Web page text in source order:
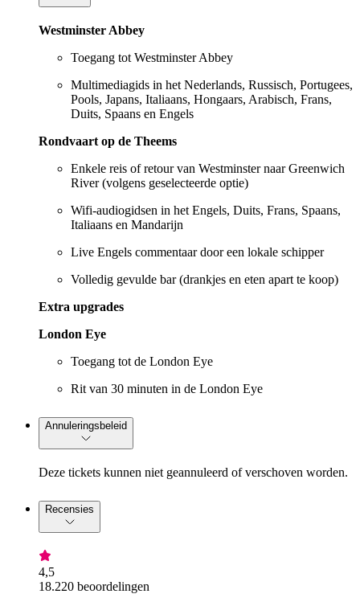
Westminster Abbey
Toegang tot Westminster Abbey
Multimediagids in het Nederlands, Russisch, Portugees,
Pools, Japans, Italiaans, Hongaars, Arabisch, Frans,
Duits, Spaans en Engels
Rondvaart op de Theems
Enkele reis of retour van Westminster naar Greenwich
River (volgens geselecteerde optie)
Wifi-audiogidsen in het Engels, Duits, Frans, Spaans,
Italiaans en Mandarijn
Live Engels commentaar door een lokale schipper
Volledig gevulde bar (drankjes en eten apart te koop)
Extra upgrades
London Eye
Toegang tot de London Eye
Rit van 30 minuten in de London Eye
Annuleringsbeleid
Deze tickets kunnen niet geannuleerd of verschoven worden.
Recensies
4,5
18.220 beoordelingen